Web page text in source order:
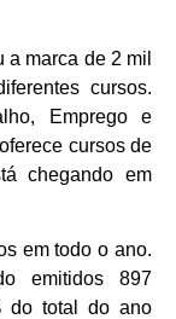
marca de 2 mil
cursos.
Emprego e
cursos de
chegando em
em todo o ano.
emitidos 897
do total do ano